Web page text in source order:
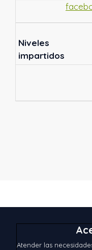
Niveles
impartidos
Atender las